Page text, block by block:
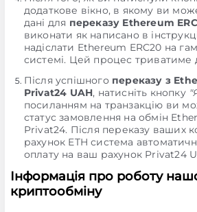
додаткове вікно, в якому ви
дані для переказу Ethereum
виконати як написано в
надіслати Ethereum ERC20 на
системі. Цей процес триватиме
Після успішного переказу з
Privat24 UAH, натисніть кнопку
посиланням на транзакцію ви
статус замовлення на обмін
Privat24. Після переказу ваших
рахунок ETH система
оплату на ваш рахунок Privat24
Інформація про роботу
криптообміну